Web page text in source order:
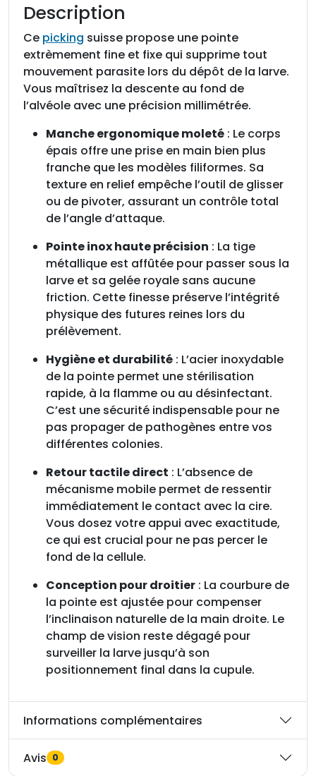
Description
Ce picking suisse propose une pointe
extrèmement fine et fixe qui supprime tout
mouvement parasite lors du dépôt de la larve.
Vous maîtrisez la descente au fond de
l’alvéole avec une précision millimétrée.
Manche ergonomique moleté : Le corps
épais offre une prise en main bien plus
franche que les modèles filiformes. Sa
texture en relief empêche l’outil de glisser
ou de pivoter, assurant un contrôle total
de l’angle d’attaque.
Pointe inox haute précision : La tige
métallique est affûtée pour passer sous la
larve et sa gelée royale sans aucune
friction. Cette finesse préserve l’intégrité
physique des futures reines lors du
prélèvement.
Hygiène et durabilité : L’acier inoxydable
de la pointe permet une stérilisation
rapide, à la flamme ou au désinfectant.
C’est une sécurité indispensable pour ne
pas propager de pathogènes entre vos
différentes colonies.
Retour tactile direct : L’absence de
mécanisme mobile permet de ressentir
immédiatement le contact avec la cire.
Vous dosez votre appui avec exactitude,
ce qui est crucial pour ne pas percer le
fond de la cellule.
Conception pour droitier : La courbure de
la pointe est ajustée pour compenser
l’inclinaison naturelle de la main droite. Le
champ de vision reste dégagé pour
surveiller la larve jusqu’à son
positionnement final dans la cupule.
Informations complémentaires
Avis 0